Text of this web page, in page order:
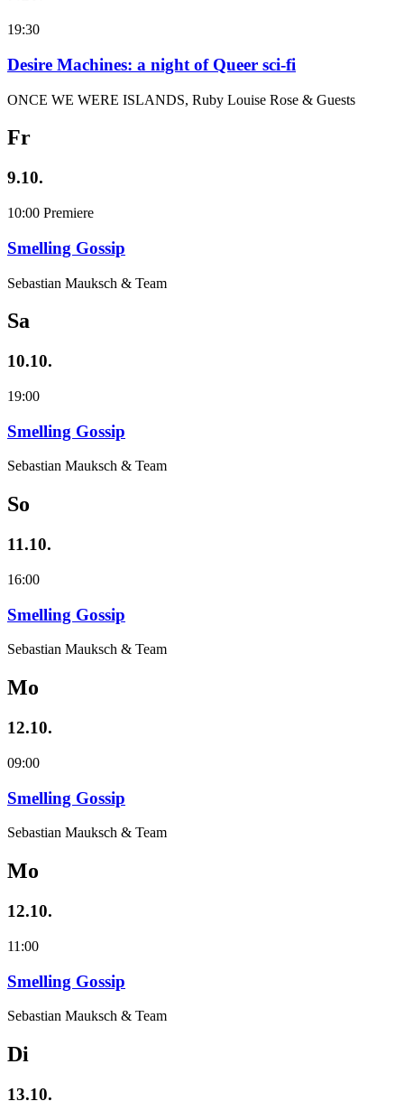
19:30
Desire Machines: a night of Queer sci-fi
ONCE WE WERE ISLANDS, Ruby Louise Rose & Guests
Fr
9.10.
10:00 Premiere
Smelling Gossip
Sebastian Mauksch & Team
Sa
10.10.
19:00
Smelling Gossip
Sebastian Mauksch & Team
So
11.10.
16:00
Smelling Gossip
Sebastian Mauksch & Team
Mo
12.10.
09:00
Smelling Gossip
Sebastian Mauksch & Team
Mo
12.10.
11:00
Smelling Gossip
Sebastian Mauksch & Team
Di
13.10.